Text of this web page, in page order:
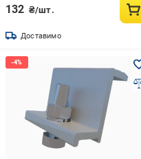
132 ₴/шт.
Доставимо